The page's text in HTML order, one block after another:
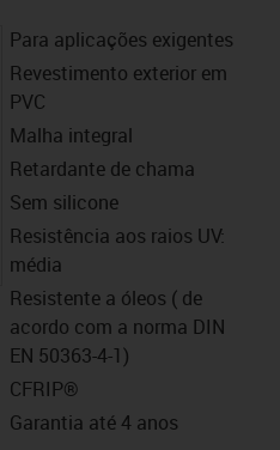
igus-icon-lupe
Para aplicações exigentes
Revestimento exterior em
PVC
Malha integral
Retardante de chama
Sem silicone
Resistência aos raios UV:
média
Resistente a óleos ( de
acordo com a norma DIN
EN 50363-4-1)
CFRIP®
Garantia até 4 anos